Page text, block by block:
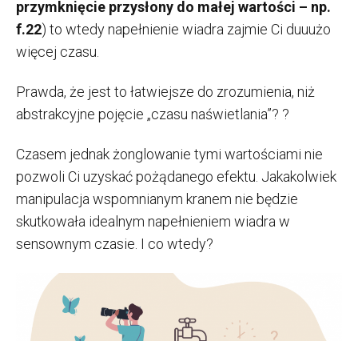
przymknięcie przysłony do małej wartości – np.
f.22) to wtedy napełnienie wiadra zajmie Ci duuużo
więcej czasu.
Prawda, że jest to łatwiejsze do zrozumienia, niż
abstrakcyjne pojęcie „czasu naświetlania”? ?
Czasem jednak żonglowanie tymi wartościami nie
pozwoli Ci uzyskać pożądanego efektu. Jakakolwiek
manipulacja wspomnianym kranem nie będzie
skutkowała idealnym napełnieniem wiadra w
sensownym czasie. I co wtedy?